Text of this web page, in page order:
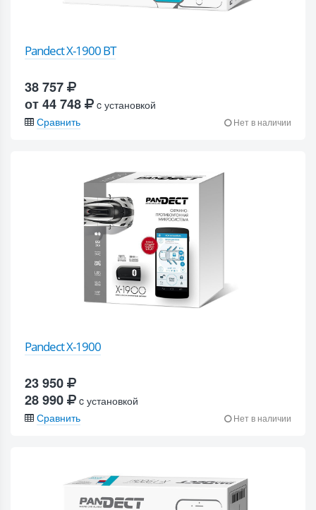
Pandect X-1900 BT
38 757
от 44 748
c установкой
Сравнить
Нет в наличии
Pandect X-1900
23 950
28 990
c установкой
Сравнить
Нет в наличии